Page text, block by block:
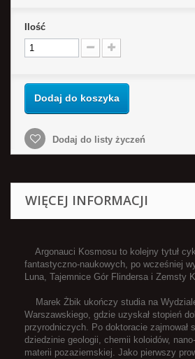
Ilość
Dodaj do koszyka
Dodaj do listy życzeń
WIĘCEJ INFORMACJI
Argonauci Kosmosu to kolejny tytuł
fantastyczno-naukowych, po wcześniej
Luna, Tajemnice Gór Flindersa i Zemsty
Marek Żbik ukończy studia na
Warszawskiego, gdzie uzyskał stopień
przyrodniczych. Po doktoracie zajmował
dziedzinie geologii, chemii koloidów,
materii pozaziemskiej. Jako pierwszy